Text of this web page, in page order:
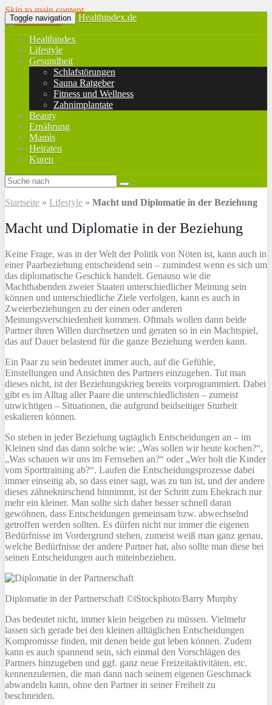
Skip to main content
Toggle navigation Healthindex.de
Healthindex
Lifestyle
Gesundheit
Schlafstörungen
Sauna Ratgeber
Fitness und Wellness
Zahnimplantate
Beauty
Ernährung
Mamis
Heiraten
Kuren
Startseite » Lifestyle » Macht und Diplomatie in der Beziehung
Macht und Diplomatie in der Beziehung
Keine Frage, was in der Welt der Politik von Nöten ist, kann auch in
einer Paarbeziehung entscheidend sein – zumindest wenn es sich um
das diplomatische Geschick handelt. Genauso wie die
Machthabenden zweier Staaten unterschiedlicher Meinung sein
können und unterschiedliche Ziele verfolgen, kann es auch in
Zweierbeziehungen zu der einen oder anderen
Meinungsverschiedenheit kommen. Oftmals wollen dann beide
Partner ihren Willen durchsetzen und geraten so in ein Machtspiel,
das auf Dauer belastend für die ganze Beziehung werden kann.
Ein Paar zu sein bedeutet immer auch, auf die Gefühle,
Einstellungen und Ansichten des Partners einzugehen. Tut man
dieses nicht, ist der Beziehungskrieg bereits vorprogrammiert. Dabei
gibt es im Alltag aller Paare die unterschiedlichsten – zumeist
unwichtigen – Situationen, die aufgrund beidseitiger Sturheit
eskalieren können.
So stehen in jeder Beziehung tagtäglich Entscheidungen an – im
Kleinen sind das dann solche wie: „Was sollen wir heute kochen?“,
„Was schauen wir uns im Fernsehen an?“ oder „Wer holt die Kinder
vom Sporttraining ab?“. Laufen die Entscheidungsprozesse dabei
immer einseitig ab, so dass einer sagt, was zu tun ist, und der andere
dieses zähneknirschend hinnimmt, ist der Schritt zum Ehekrach nur
mehr ein kleiner. Man sollte sich daher besser schnell daran
gewöhnen, dass Entscheidungen gemeinsam bzw. abwechselnd
getroffen werden sollten. Es dürfen nicht nur immer die eigenen
Bedürfnisse im Vordergrund stehen, zumeist weiß man ganz genau,
welche Bedürfnisse der andere Partner hat, also sollte man diese bei
seinen Entscheidungen auch miteinbeziehen.
Diplomatie in der Partnerschaft ©iStockphoto/Barry Murphy
Das bedeutet nicht, immer klein beigeben zu müssen. Vielmehr
lassen sich gerade bei den kleinen alltäglichen Entscheidungen
Kompromisse finden, mit denen beide gut leben können. Zudem
kann es auch spannend sein, sich einmal den Vorschlägen des
Partners hinzugeben und ggf. ganz neue Freizeitaktivitäten, etc.
kennenzulernen, die man dann nach seinem eigenen Geschmack
abwandeln kann, ohne den Partner in seiner Freiheit zu
beschneiden.